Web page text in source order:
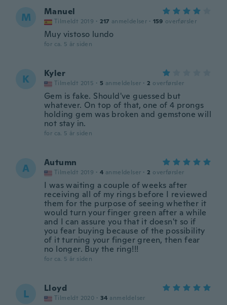
M Manuel
Tilmeldt 2019 · 217 anmeldelser · 159 overførsler
Muy vistoso lundo
for ca. 5 år siden
K Kyler
Tilmeldt 2015 · 5 anmeldelser · 2 overførsler
Gem is fake. Should've guessed but
whatever. On top of that, one of 4 prongs
holding gem was broken and gemstone will
not stay in.
for ca. 5 år siden
A Autumn
Tilmeldt 2019 · 4 anmeldelser · 2 overførsler
I was waiting a couple of weeks after
receiving all of my rings before I reviewed
them for the purpose of seeing whether it
would turn your finger green after a while
and I can assure you that it doesn't so if
you fear buying because of the possibility
of it turning your finger green, then fear
no longer. Buy the ring!!!
for ca. 5 år siden
L Lloyd
Tilmeldt 2020 · 34 anmeldelser